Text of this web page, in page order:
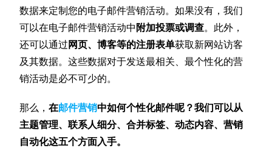
数据来定制您的电子邮件营销活动。如果没有，我们
可以在电子邮件营销活动中 附加投票或调查。此外，
还可以通过 网页、博客等的注册表单获取新网站访客
及其数据。这些数据对于发送最相关、最个性化的营
销活动是必不可少的。
那么，在邮件营销中如何个性化邮件呢？我们可以从
主题管理、联系人细分、合并标签、动态内容、营销
自动化这五个方面入手。